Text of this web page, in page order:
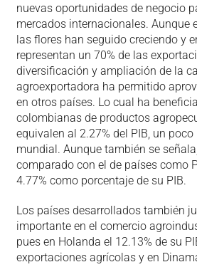
nuevas oportunidades de negocio
mercados internacionales. Aunque
las flores han seguido creciendo y
representan un 70% de las
diversificación y ampliación de la
agroexportadora ha permitido
en otros países. Lo cual ha
colombianas de productos
equivalen al 2.27% del PIB, un
mundial. Aunque también se
comparado con el de países como
4.77% como porcentaje de su PIB.
Los países desarrollados también
importante en el comercio
pues en Holanda el 12.13% de su
exportaciones agrícolas y en